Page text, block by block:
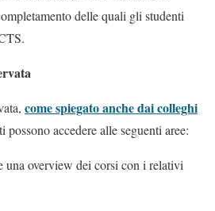
delle quali gli studenti
come spiegato anche dai colleghi
possono accedere alle seguenti aree:
una overview dei corsi con i relativi